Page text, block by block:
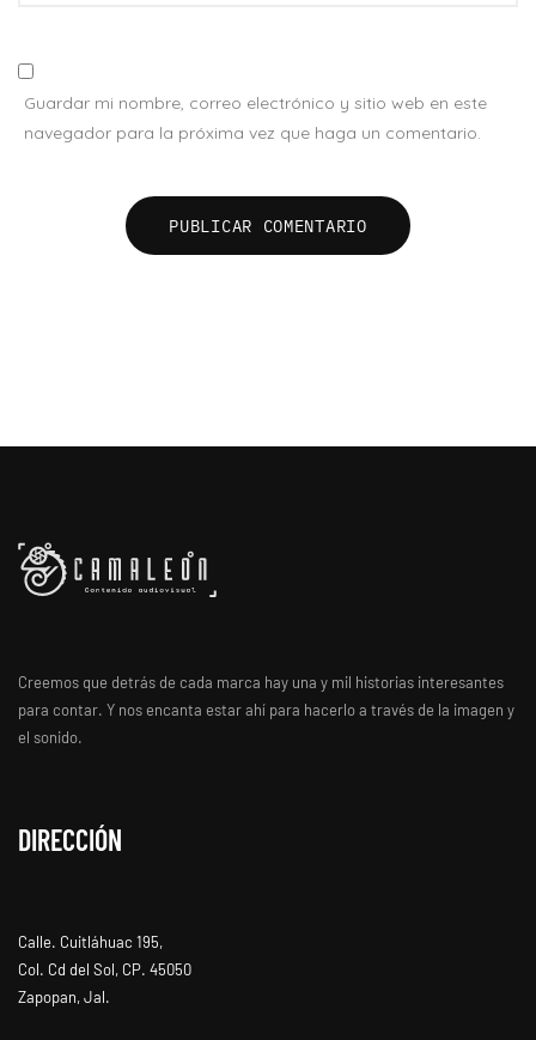
Guardar mi nombre, correo electrónico y sitio web en este
navegador para la próxima vez que haga un comentario.
Creemos que detrás de cada marca hay una y mil historias interesantes
para contar. Y nos encanta estar ahí para hacerlo a través de la imagen y
el sonido.
DIRECCIÓN
Calle. Cuitláhuac 195,
Col. Cd del Sol, CP. 45050
Zapopan, Jal.